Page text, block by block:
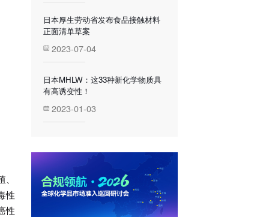
性
性
日本厚生劳动省发布食品接触材料
正面清单草案
2023-07-04
日本MHLW：这33种新化学物质具
有高诱变性！
2023-01-03